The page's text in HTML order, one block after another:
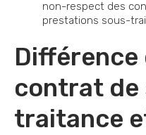
non-respect des
prestations sous-
Différence
contrat de
traitance